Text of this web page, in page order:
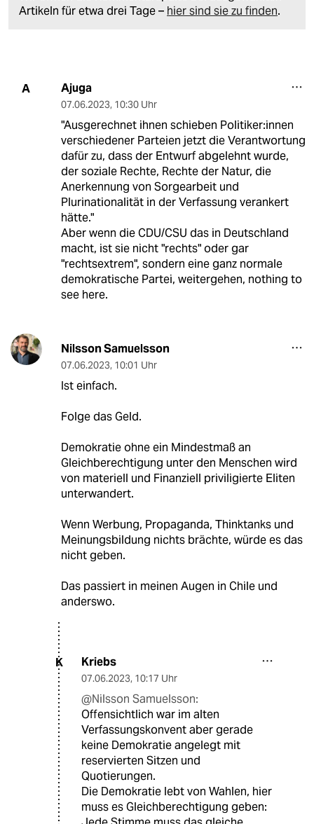
Artikeln für etwa drei Tage – hier sind sie zu finden.
A Ajuga
07.06.2023, 10:30 Uhr
"Ausgerechnet ihnen schieben Po­li­ti­ke­r:in­nen
verschiedener Parteien jetzt die Verantwortung
dafür zu, dass der Entwurf abgelehnt wurde,
der soziale Rechte, Rechte der Natur, die
Anerkennung von Sorgearbeit und
Plurinationalität in der Verfassung verankert
hätte."
Aber wenn die CDU/CSU das in Deutschland
macht, ist sie nicht "rechts" oder gar
"rechtsextrem", sondern eine ganz normale
demokratische Partei, weitergehen, nothing to
see here.
Nilsson Samuelsson
07.06.2023, 10:01 Uhr
Ist einfach.
Folge das Geld.
Demokratie ohne ein Mindestmaß an
Gleichberechtigung unter den Menschen wird
von materiell und Finanziell priviligierte Eliten
unterwandert.
Wenn Werbung, Propaganda, Thinktanks und
Meinungsbildung nichts brächte, würde es das
nicht geben.
Das passiert in meinen Augen in Chile und
anderswo.
K Kriebs
07.06.2023, 10:17 Uhr
@Nilsson Samuelsson:
Offensichtlich war im alten
Verfassungskonvent aber gerade
keine Demokratie angelegt mit
reservierten Sitzen und
Quotierungen.
Die Demokratie lebt von Wahlen, hier
muss es Gleichberechtigung geben: